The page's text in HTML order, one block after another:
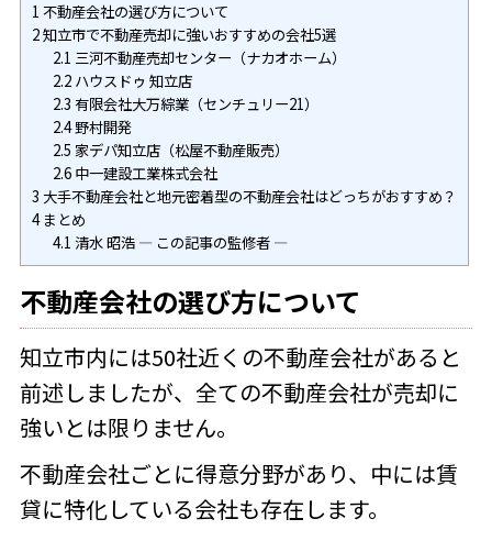
1 不動産会社の選び方について
2知立市で不動産売却に強いおすすめの会社5選
2.1 三河不動産売却センター（ナカオホーム）
2.2 ハウスドゥ 知立店
2.3 有限会社大万綜業（センチュリー21）
2.4野村開発
2.5 家デパ知立店（松屋不動産販売）
2.6 中一建設工業株式会社
3 大手不動産会社と地元密着型の不動産会社はどっちがおすすめ？
4まとめ
4.1 清水 昭浩 ― この記事の監修者 ―
不動産会社の選び方について
知立市内には50社近くの不動産会社があると
前述しましたが、 全ての不動産会社が売却に
強いとは限りません。
不動産会社ごとに得意分野があり、中には賃
貸に特化している会社も存在します。